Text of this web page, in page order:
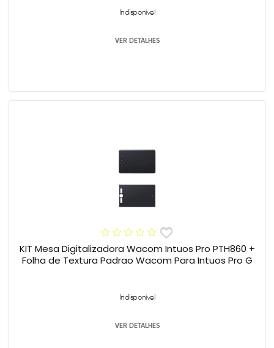
Indisponível
VER DETALHES
KIT Mesa Digitalizadora Wacom Intuos Pro PTH860 +
Folha de Textura Padrao Wacom Para Intuos Pro G
Indisponível
VER DETALHES